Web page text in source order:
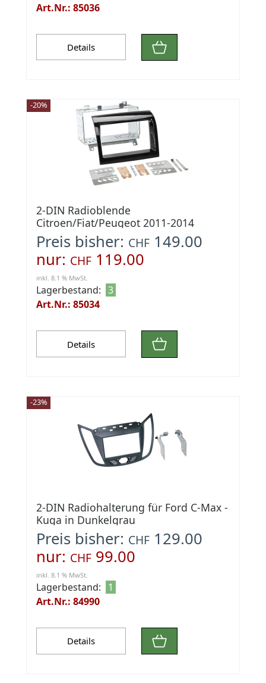
Art.Nr.: 85036
Details
-20%
2-DIN Radioblende
Citroen/Fiat/Peugeot 2011-2014
Klavierlack
Preis bisher: CHF 149.00
nur: CHF 119.00
inkl. 8.1 % MwSt.
Lagerbestand: 3
Art.Nr.: 85034
Details
-23%
2-DIN Radiohalterung für Ford C-Max -
Kuga in Dunkelgrau
Preis bisher: CHF 129.00
nur: CHF 99.00
inkl. 8.1 % MwSt.
Lagerbestand:
1
Art.Nr.: 84990
Details